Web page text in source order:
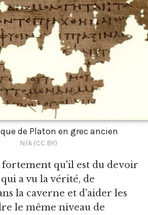
de Platon en grec ancien
N/A (CC BY)
fortement qu'il est du devoir
a vu la vérité, de
la caverne et d'aider les
le même niveau de